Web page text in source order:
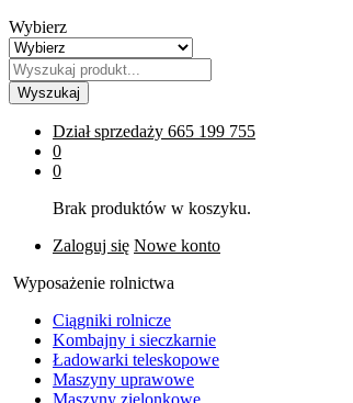
Wybierz
Wyszukaj
Dział sprzedaży 665 199 755
0
0
Brak produktów w koszyku.
Zaloguj się Nowe konto
Wyposażenie rolnictwa
Ciągniki rolnicze
Kombajny i sieczkarnie
Ładowarki teleskopowe
Maszyny uprawowe
Maszyny zielonkowe